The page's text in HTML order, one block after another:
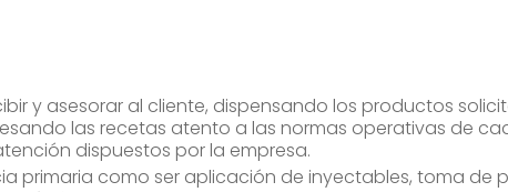
y asesorar al cliente, dispensando los productos
las recetas atento a las normas operativas de
dispuestos por la empresa.
primaria como ser aplicación de inyectables, toma de